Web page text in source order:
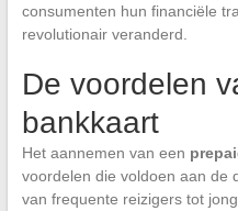
consumenten hun financiële
revolutionair veranderd.
De voordelen
bankkaart
Het aannemen van een
voordelen die voldoen aan de
van frequente reizigers tot